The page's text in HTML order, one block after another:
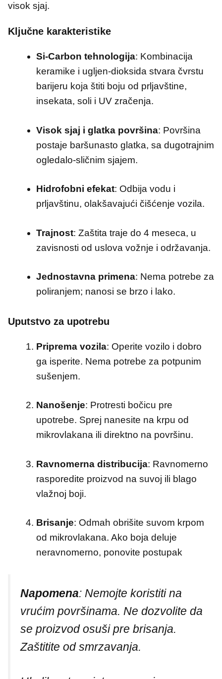
visok sjaj.
Ključne karakteristike
Si-Carbon tehnologija: Kombinacija
keramike i ugljen-dioksida stvara čvrstu
barijeru koja štiti boju od prljavštine,
insekata, soli i UV zračenja.
Visok sjaj i glatka površina: Površina
postaje baršunasto glatka, sa dugotrajnim
ogledalo-sličnim sjajem.
Hidrofobni efekat: Odbija vodu i
prljavštinu, olakšavajući čišćenje vozila.
Trajnost: Zaštita traje do 4 meseca, u
zavisnosti od uslova vožnje i održavanja.
Jednostavna primena: Nema potrebe za
poliranjem; nanosi se brzo i lako.
Uputstvo za upotrebu
Priprema vozila: Operite vozilo i dobro
ga isperite. Nema potrebe za potpunim
sušenjem.
Nanošenje: Protresti bočicu pre
upotrebe. Sprej nanesite na krpu od
mikrovlakana ili direktno na površinu.
Ravnomerna distribucija: Ravnomerno
rasporedite proizvod na suvoj ili blago
vlažnoj boji.
Brisanje: Odmah obrišite suvom krpom
od mikrovlakana. Ako boja deluje
neravnomerno, ponovite postupak
Napomena: Nemojte koristiti na
vrućim površinama. Ne dozvolite da
se proizvod osuši pre brisanja.
Zaštitite od smrzavanja.